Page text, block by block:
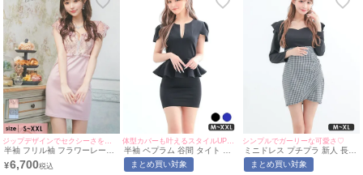
半袖 フリル袖 フラワーレース
バストジップ ウエストベルト
切り替え タイトミニドレス (S
¥6,700
半袖 ペプラム 谷間 タイト ミ
ニドレス (今井アンジェリカ着
用/M~XXLサイズ対応) |
まとめ買い対象
シンプルでガーリーな可愛さ♡
ミニドレス プチプラ 新人 長袖
ラウンジ チェック柄 低身長 谷
間 フリル ウエスト切り替え 黒
まとめ買い対象